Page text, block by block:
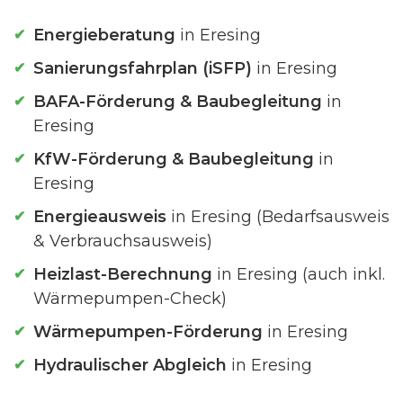
Energieberatung in Eresing
Sanierungsfahrplan (iSFP) in Eresing
BAFA-Förderung & Baubegleitung in
Eresing
KfW-Förderung & Baubegleitung in
Eresing
Energieausweis in Eresing (Bedarfsausweis
& Verbrauchsausweis)
Heizlast-Berechnung in Eresing (auch inkl.
Wärmepumpen-Check)
Wärmepumpen-Förderung in Eresing
Hydraulischer Abgleich in Eresing